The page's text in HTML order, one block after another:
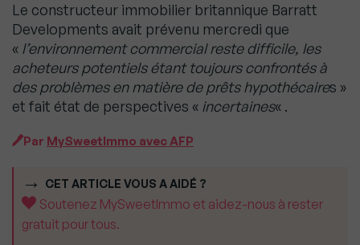
Le constructeur immobilier britannique Barratt
Developments avait prévenu mercredi que
« l’environnement commercial reste difficile, les
acheteurs potentiels étant toujours confrontés à
des problèmes en matière de prêts hypothécaires »
et fait état de perspectives « incertaines« .
Par MySweetImmo avec AFP
CET ARTICLE VOUS A AIDÉ ?
Soutenez MySweetImmo et aidez-nous à rester
gratuit pour tous.